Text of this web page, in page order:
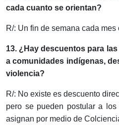
cada cuanto se orientan?
R/: Un fin de semana cada
13. ¿Hay descuentos para
a comunidades indígenas,
violencia?
R/: No existe es descuento
pero se pueden postular a
asignan por medio de